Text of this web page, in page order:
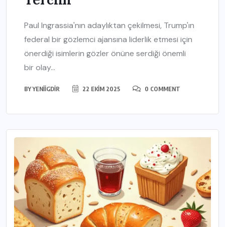
Paul Ingrassia'nın adaylıktan çekilmesi, Trump'ın
federal bir gözlemci ajansına liderlik etmesi için
önerdiği isimlerin gözler önüne serdiği önemli
bir olay...
BYYENIIGDIR 22 EKIM 2025 0 COMMENT